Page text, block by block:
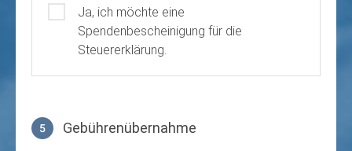
Ja, ich möchte eine
Spendenbescheinigung für die
Steuererklärung.
5 Gebührenübernahme